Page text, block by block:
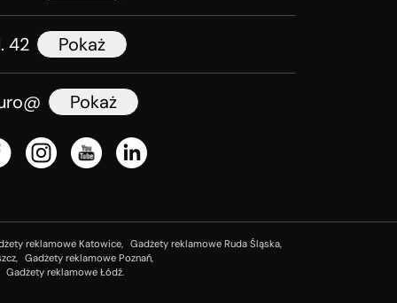
42 Pokaż
Pokaż
reklamowe Katowice, Gadżety reklamowe Ruda Śląska,
Gadżety reklamowe Poznań,
Gadżety reklamowe Łódź.